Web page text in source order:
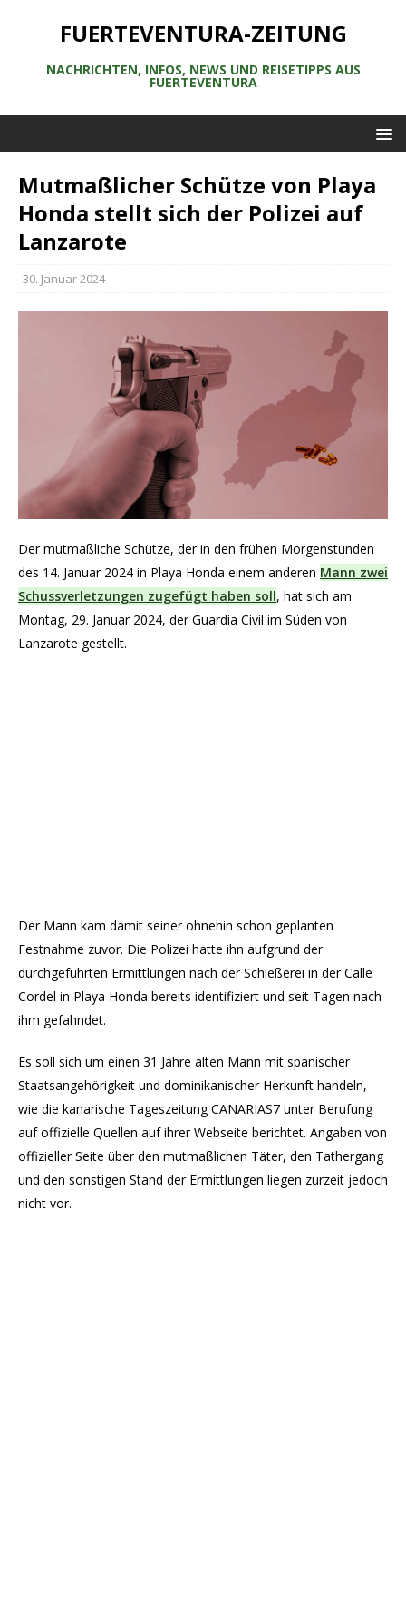
FUERTEVENTURA-ZEITUNG
NACHRICHTEN, INFOS, NEWS UND REISETIPPS AUS
FUERTEVENTURA
Mutmaßlicher Schütze von Playa
Honda stellt sich der Polizei auf
Lanzarote
30. Januar 2024
Der mutmaßliche Schütze, der in den frühen Morgenstunden
des 14. Januar 2024 in Playa Honda einem anderen Mann zwei
Schussverletzungen zugefügt haben soll, hat sich am
Montag, 29. Januar 2024, der Guardia Civil im Süden von
Lanzarote gestellt.
Der Mann kam damit seiner ohnehin schon geplanten
Festnahme zuvor. Die Polizei hatte ihn aufgrund der
durchgeführten Ermittlungen nach der Schießerei in der Calle
Cordel in Playa Honda bereits identifiziert und seit Tagen nach
ihm gefahndet.
Es soll sich um einen 31 Jahre alten Mann mit spanischer
Staatsangehörigkeit und dominikanischer Herkunft handeln,
wie die kanarische Tageszeitung CANARIAS7 unter Berufung
auf offizielle Quellen auf ihrer Webseite berichtet. Angaben von
offizieller Seite über den mutmaßlichen Täter, den Tathergang
und den sonstigen Stand der Ermittlungen liegen zurzeit jedoch
nicht vor.